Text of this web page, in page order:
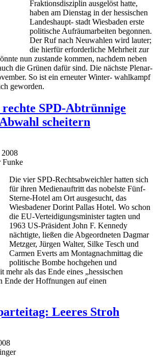
Fraktionsdisziplin ausgelöst hatte,
haben am Dienstag in der hessischen
Landeshaupt- stadt Wiesbaden erste
politische Aufräumarbeiten begonnen.
Der Ruf nach Neuwahlen wird lauter;
die hierfür erforderliche Mehrheit zur
nun zustande kommen, nachdem neben
die Grünen dafür sind. Die nächste Plenar-
So ist ein erneuter Winter- wahlkampf
geworden.
SPD-Abtrünnige
scheitern
Funke
Die vier SPD-Rechtsabweichler hatten sich
für ihren Medienauftritt das nobelste Fünf-
Sterne-Hotel am Ort ausgesucht, das
Wiesbadener Dorint Pallas Hotel. Wo schon
die EU-Verteidigungsminister tagten und
1963 US-Präsident John F. Kennedy
nächtigte, ließen die Abgeordneten Dagmar
Metzger, Jürgen Walter, Silke Tesch und
Carmen Everts am Montagnachmittag die
politische Bombe hochgehen und
mehr als das Ende eines „hessischen
Ende der Hoffnungen auf einen
Leeres Stroh